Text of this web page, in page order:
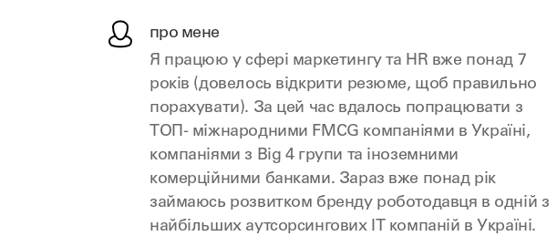
про мене
Я працюю у сфері маркетингу та HR вже понад 7
років (довелось відкрити резюме, щоб правильно
порахувати). За цей час вдалось попрацювати з
ТОП- міжнародними FMCG компаніями в Україні,
компаніями з Big 4 групи та іноземними
комерційними банками. Зараз вже понад рік
займаюсь розвитком бренду роботодавця в одній з
найбільших аутсорсингових IT компаній в Україні.